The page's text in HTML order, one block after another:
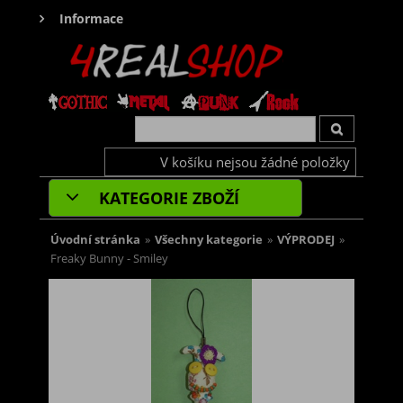
Informace
V košíku nejsou žádné položky
KATEGORIE ZBOŽÍ
Úvodní stránka » Všechny kategorie » VÝPRODEJ »
Freaky Bunny - Smiley